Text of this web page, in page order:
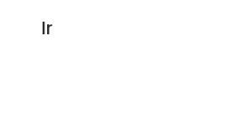
Ir